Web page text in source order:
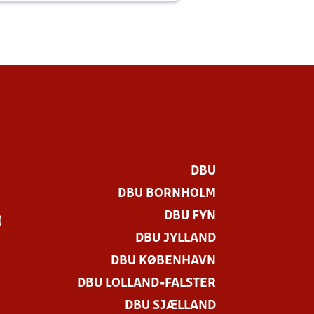
DBU
DBU BORNHOLM
DBU FYN
DBU JYLLAND
DBU KØBENHAVN
DBU LOLLAND-FALSTER
DBU SJÆLLAND